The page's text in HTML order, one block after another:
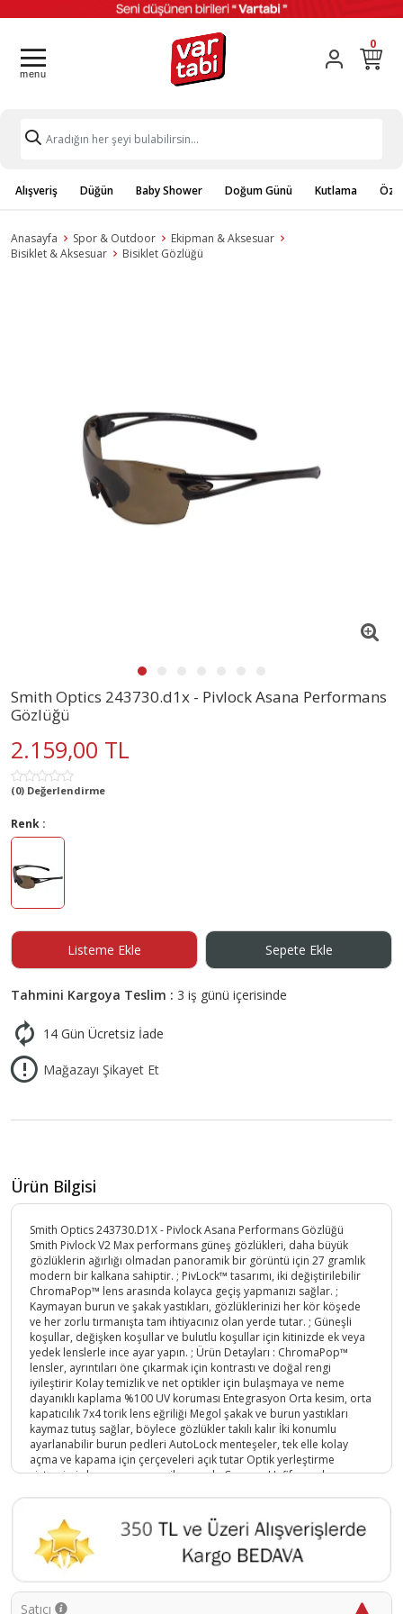
0
Alışveriş Düğün Baby Shower Doğum Günü Kutlama
Anasayfa Spor & Outdoor
Ekipman & Aksesuar
Bisiklet & Aksesuar
Bisiklet Gözlüğü
Smith Optics 243730.d1x - Pivlock Asana Performans
Gözlüğü
2.159,00 TL
(0) Değerlendirme
Renk :
Listeme Ekle Sepete Ekle
Tahmini Kargoya Teslim : 3 iş günü içerisinde
14 Gün Ücretsiz İade
Mağazayı Şikayet Et
Ürün Bilgisi
Smith Optics 243730.D1X - Pivlock Asana Performans Gözlüğü
Smith Pivlock V2 Max performans güneş gözlükleri, daha büyük
gözlüklerin ağırlığı olmadan panoramik bir görüntü için 27 gramlık
modern bir kalkana sahiptir. ; PivLock™ tasarımı, iki değiştirilebilir
ChromaPop™ lens arasında kolayca geçiş yapmanızı sağlar. ;
Kaymayan burun ve şakak yastıkları, gözlüklerinizi her kör köşede
ve her zorlu tırmanışta tam ihtiyacınız olan yerde tutar. ; Güneşli
koşullar, değişken koşullar ve bulutlu koşullar için kitinizde ek veya
yedek lenslerle ince ayar yapın. ; Ürün Detayları : ChromaPop™
lensler, ayrıntıları öne çıkarmak için kontrastı ve doğal rengi
iyileştirir Kolay temizlik ve net optikler için bulaşmaya ve neme
dayanıklı kaplama %100 UV koruması Entegrasyon Orta kesim, orta
kapatıcılık 7x4 torik lens eğriliği Megol şakak ve burun yastıkları
kaymaz tutuş sağlar, böylece gözlükler takılı kalır İki konumlu
ayarlanabilir burun pedleri AutoLock menteşeler, tek elle kolay
açma ve kapama için çerçeveleri açık tutar Optik yerleştirme
sistemimiz lens ara parçası ile uyumlu Çerçeve Hafif, esnek ve
lens , silme bezi ,Gözlük Koruma çantası;
Ürün Kodu :
5161-758636101225
Satıcı